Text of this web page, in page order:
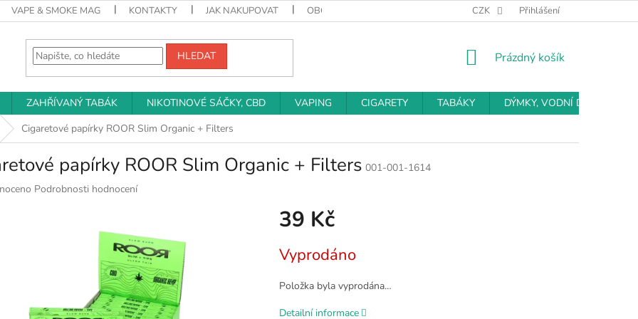
VAPE & SMOKE MAG KONTAKTY JAK NAKUPOVAT OBCHODNÍ PODMÍNKY PODMÍNKY OCHRANY OSOBNÍCH ÚDAJŮ
CZK Přihlášení
HLEDAT
NÁKUPNÍ
Prázdný košík
ZAHŘÍVANÝ TABÁK NIKOTINOVÉ SÁČKY, CBD VAPING CIGARETY TABÁKY
DÝMKY, VODNÍ DÝMKY
Cigaretové papírky ROOR Slim Organic + Filters
papírky ROOR Slim Organic + Filters 001-001-1614
Podrobnosti hodnocení
39 Kč
cena:
Vyprodáno
Položka byla vyprodána…
Detailní informace